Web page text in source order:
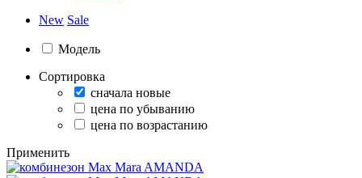
New Sale
Модель
Сортировка
сначала новые
цена по убыванию
цена по возрастанию
Применить